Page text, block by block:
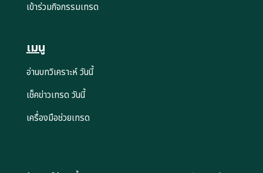
เข้าร่วมกิจกรรมเทรด
เมนู
อ่านบทวิเคราะห์ วันนี้
เช็คข่าวเทรด วันนี้
เครื่องมือช่วยเทรด